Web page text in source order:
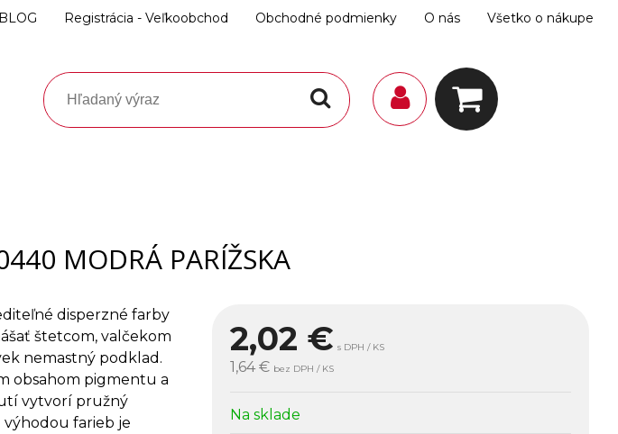
BLOG Registrácia - Veľkoobchod Obchodné podmienky O nás Všetko o nákupe
MODRÁ PARÍŽSKA
2,02 € s DPH / KS
1,64 € bez DPH / KS
Na sklade
disperzné farby
štetcom, valčekom
nemastný podklad.
obsahom pigmentu a
vytvorí pružný
farieb je